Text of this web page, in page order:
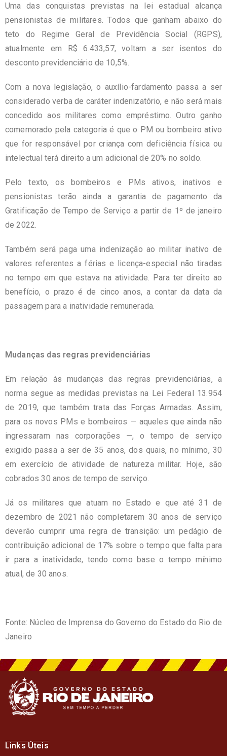
Uma das conquistas previstas na lei estadual alcança
pensionistas de militares. Todos que ganham abaixo do
teto do Regime Geral de Previdência Social (RGPS),
atualmente em R$ 6.433,57, voltam a ser isentos do
desconto previdenciário de 10,5%.
Com a nova legislação, o auxílio-fardamento passa a ser
considerado verba de caráter indenizatório, e não será mais
concedido aos militares como empréstimo. Outro ganho
comemorado pela categoria é que o PM ou bombeiro ativo
que for responsável por criança com deficiência física ou
intelectual terá direito a um adicional de 20% no soldo.
Pelo texto, os bombeiros e PMs ativos, inativos e
pensionistas terão ainda a garantia de pagamento da
Gratificação de Tempo de Serviço a partir de 1º de janeiro
de 2022.
Também será paga uma indenização ao militar inativo de
valores referentes a férias e licença-especial não tiradas
no tempo em que estava na atividade. Para ter direito ao
benefício, o prazo é de cinco anos, a contar da data da
passagem para a inatividade remunerada.
Mudanças das regras previdenciárias
Em relação às mudanças das regras previdenciárias, a
norma segue as medidas previstas na Lei Federal 13.954
de 2019, que também trata das Forças Armadas. Assim,
para os novos PMs e bombeiros — aqueles que ainda não
ingressaram nas corporações —, o tempo de serviço
exigido passa a ser de 35 anos, dos quais, no mínimo, 30
em exercício de atividade de natureza militar. Hoje, são
cobrados 30 anos de tempo de serviço.
Já os militares que atuam no Estado e que até 31 de
dezembro de 2021 não completarem 30 anos de serviço
deverão cumprir uma regra de transição: um pedágio de
contribuição adicional de 17% sobre o tempo que falta para
ir para a inatividade, tendo como base o tempo mínimo
atual, de 30 anos.
Fonte: Núcleo de Imprensa do Governo do Estado do Rio de
Janeiro
Links Úteis